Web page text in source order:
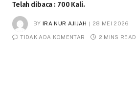
Telah dibaca : 700 Kali.
BY IRA NUR AJIJAH 28 MEI 2026
TIDAK ADA KOMENTAR 2 MINS READ